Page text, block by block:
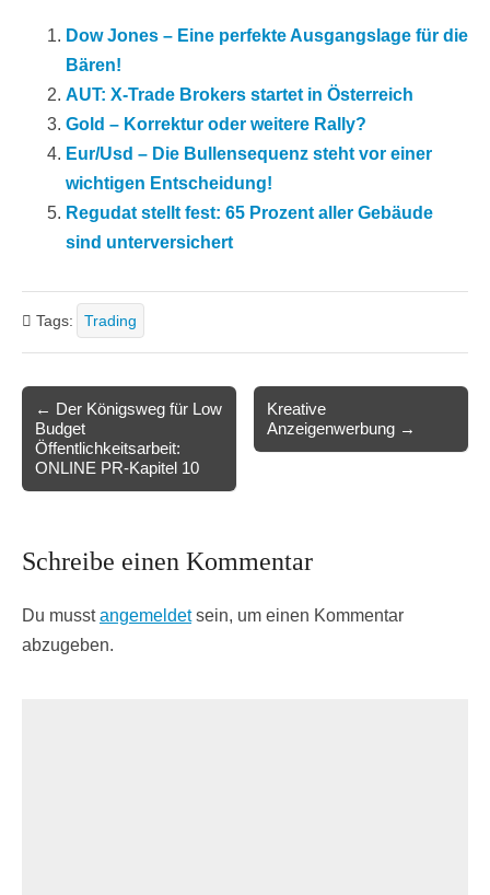
Dow Jones – Eine perfekte Ausgangslage für die
Bären!
AUT: X-Trade Brokers startet in Österreich
Gold – Korrektur oder weitere Rally?
Eur/Usd – Die Bullensequenz steht vor einer
wichtigen Entscheidung!
Regudat stellt fest: 65 Prozent aller Gebäude
sind unterversichert
Tags: Trading
navigation
← Der Königsweg für Low
Budget
Öffentlichkeitsarbeit:
ONLINE PR-Kapitel 10
Kreative
Anzeigenwerbung →
Schreibe einen Kommentar
Du musstangemeldetsein, um einen Kommentar
abzugeben.